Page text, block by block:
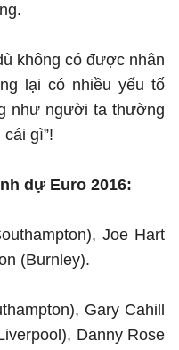
không có được nhân
lại có nhiều yếu tố
như người ta thường
gì”!
dự Euro 2016:
Joe Hart
(Burnley).
Gary Cahill
Danny Rose